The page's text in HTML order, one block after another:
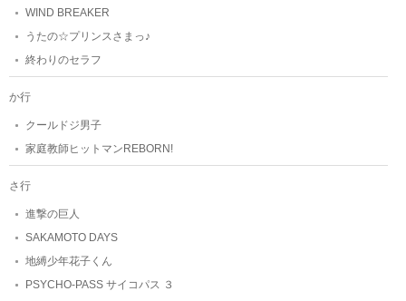
WIND BREAKER
うたの☆プリンスさまっ♪
終わりのセラフ
か行
クールドジ男子
家庭教師ヒットマンREBORN!
さ行
進撃の巨人
SAKAMOTO DAYS
地縛少年花子くん
PSYCHO-PASS サイコパス ３